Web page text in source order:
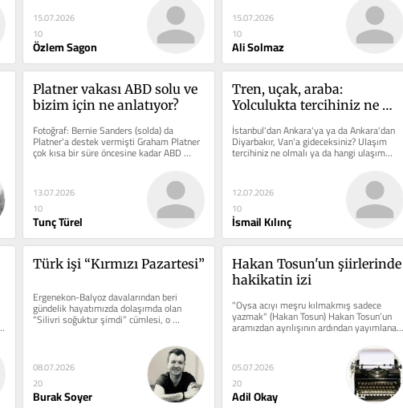
15.07.2026
10
Özlem Sagon
15.07.2026
10
Ali Solmaz
Platner vakası ABD solu ve
bizim için ne anlatıyor?
Fotoğraf: Bernie Sanders (solda) da
Platner'a destek vermişti Graham Platner
çok kısa bir süre öncesine kadar ABD
liberal solunun; Senatör...
13.07.2026
10
Tunç Türel
Tren, uçak, araba:
Yolculukta tercihiniz ne
İstanbul'dan Ankara'ya ya da Ankara'dan
Diyarbakır, Van'a gideceksiniz? Ulaşım
tercihiniz ne olmalı ya da hangi ulaşım...
12.07.2026
10
İsmail Kılınç
Türk işi “Kırmızı Pazartesi”
Ergenekon-Balyoz davalarından beri
gündelik hayatımızda dolaşımda olan
“Silivri soğuktur şimdi” cümlesi, o
dönemden itibaren aşağı...
08.07.2026
20
Burak Soyer
Hakan Tosun'un şiirlerinde
hakikatin izi
"Oysa acıyı meşru kılmakmış sadece
yazmak" (Hakan Tosun) Hakan Tosun’un
aramızdan ayrılışının ardından yayımlanan
05.07.2026
20
Adil Okay